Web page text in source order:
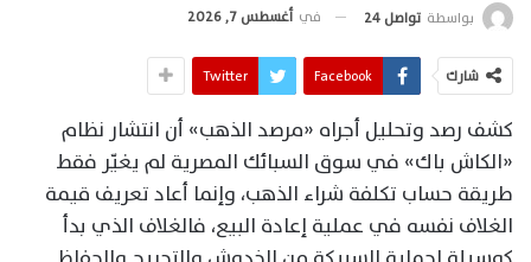
بواسطة تواصل 24 في أغسطس 7, 2026
شارك Facebook
Twitter
كشف رصد وتحليل أجراه «مرصد الذهب» أن انتشار نظام
«الكاش باك» في سوق السبائك المصرية لم يغيّر فقط
طريقة حساب تكلفة شراء الذهب، وإنما أعاد تعريف قيمة
الغلاف نفسه في عملية إعادة البيع، فالغلاف الذي بدأ